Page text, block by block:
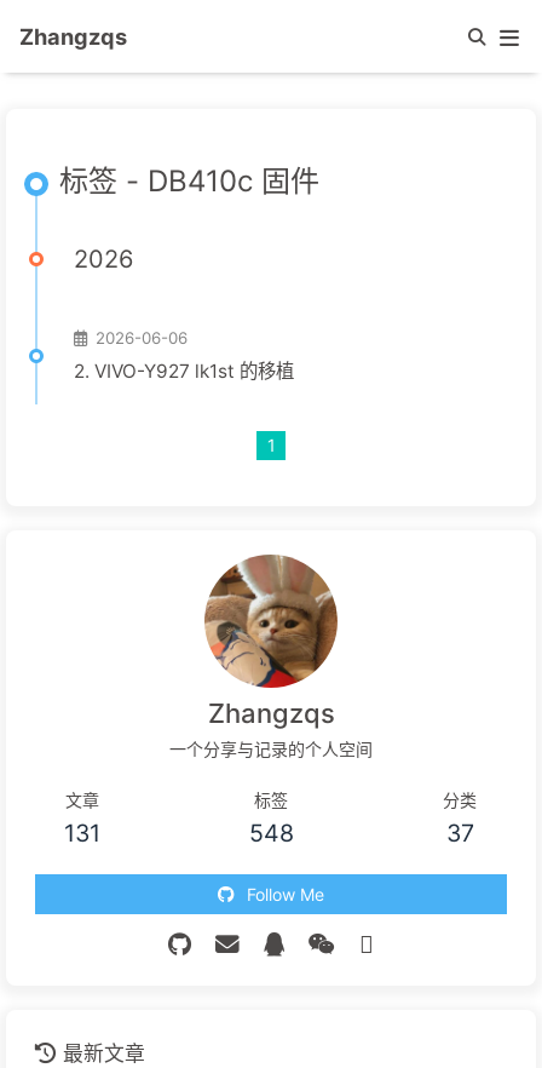
Zhangzqs
标签 - DB410c 固件
2026
2026-06-06
2. VIVO-Y927 lk1st 的移植
1
Zhangzqs
一个分享与记录的个人空间
文章
131
标签
548
分类
37
Follow Me
最新文章